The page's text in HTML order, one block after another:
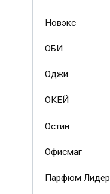
Новэкс
ОБИ
Оджи
ОКЕЙ
Остин
Офисмаг
Парфюм Лидер